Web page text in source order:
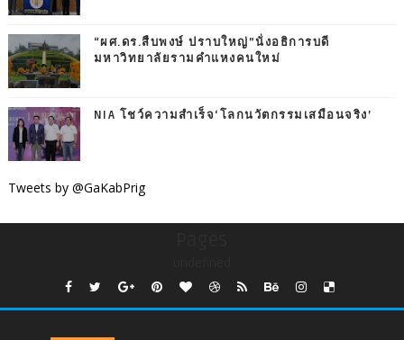
“ผศ.ดร.สืบพงษ์ ปราบใหญ่”นั่งอธิการบดี
มหาวิทยาลัยรามคำแหงคนใหม่
NIA โชว์ความสำเร็จ‘โลกนวัตกรรมเสมือนจริง’
Tweets by @GaKabPrig